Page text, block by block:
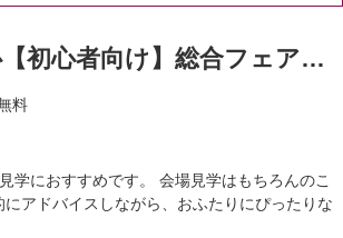
のアイテム ヘア&メイクショップ一覧
初心者向け】総合フェア＊
料
学におすすめです。 会場見学はもちろんのこ
アドバイスしながら、おふたりにぴったりな